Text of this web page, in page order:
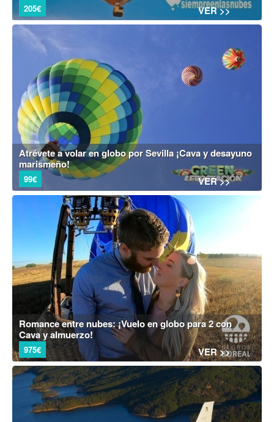
205€ VER >>
Atrévete a volar en globo por Sevilla ¡Cava y desayuno
marismeño!
99€ VER >>
Romance entre nubes: ¡Vuelo en globo para 2 con
Cava y almuerzo!
975€ VER >>